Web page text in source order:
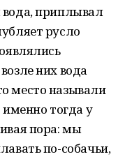
вода, приплывал
русло
них вода
место называли
именно тогда у
пора: мы
по-собачьи,